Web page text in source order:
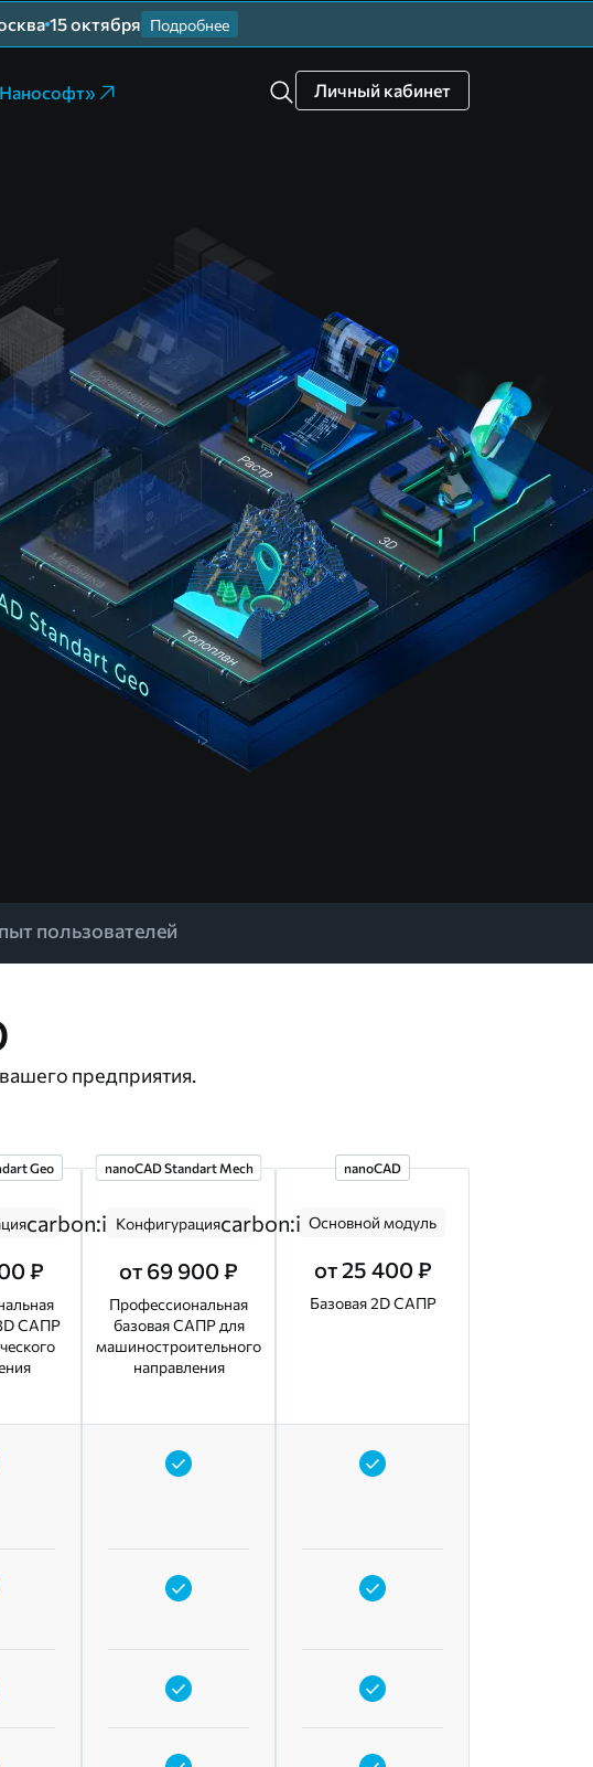
15 октября Подробнее
Личный кабинет
пользователей
предприятия.
Geo
carbon:information
₽
САПР
nanoCAD Standart Mech
Конфигурацияcarbon:information
от 69 900 ₽
Профессиональная
базовая САПР для
машиностроительного
направления
nanoCAD
Основной модуль
от 25 400 ₽
Базовая 2D САПР